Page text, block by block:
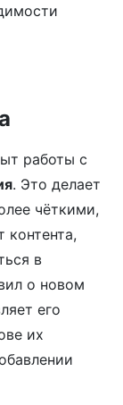
работы с
. Это делает
чёткими,
контента,
в
о новом
его
их